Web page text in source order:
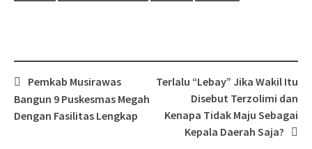
Post
navigation
Pemkab Musirawas
Bangun 9 Puskesmas Megah
Dengan Fasilitas Lengkap
Terlalu “Lebay” Jika Wakil Itu
Disebut Terzolimi dan
Kenapa Tidak Maju Sebagai
Kepala Daerah Saja?